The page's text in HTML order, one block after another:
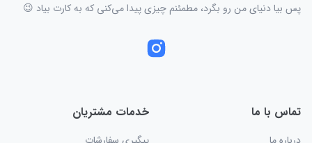
پس بیا دنیای من رو بگرد، مطمئنم چیزی پیدا می‌کنی که به کارت بیاد 😉
تماس با ما خدمات مشتریان